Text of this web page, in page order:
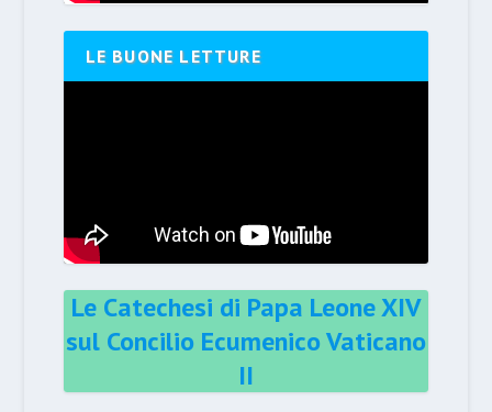
LE BUONE LETTURE
Le Catechesi di Papa Leone XIV
sul Concilio Ecumenico Vaticano
II